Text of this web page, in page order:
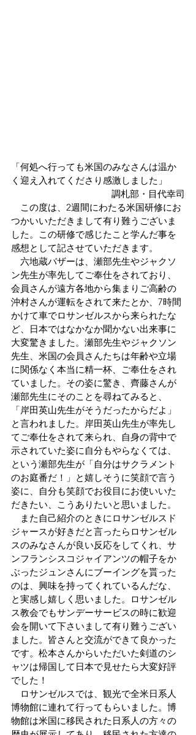
「何処へ行っても米国のみなさんは温か
く迎え入れてくださり感激しました」
調札部・目代幸司
この度は、2週間にわたる米国研修にお
つかいいただきまして有り難うございま
した。この研修で感じたこと学んだ事を
感想として記させていただきます。
六地蔵バザーは、瀬部先生やジャクソ
ン先生が率先してご奉仕をされており、
会員さんが遠方各地から集まりご高齢の
沖村さんが運転をされて来たとか、7時間
かけて車でロサンゼルスから来られたな
ど、日本ではなかなか聞かない出来事に
大変驚きました。瀬部先生やジャクソン
先生、米国の会員さんたちは年齢や立場
に関係なく本当に精一杯、ご奉仕をされ
ていました。その姿に驚き、齊藤さんが
瀬部先生にそのことを尋ねてみると、
「岸田英山先生がそうだったからだよ」
と言われました。岸田英山先生が率先し
てご奉仕をされて来られ、自身の背中で
示されていた姿に自分もやらなくては、
という瀬部先生が「自分はサクラメント
のお庭番だ！」と嬉しそうに笑顔で言う
姿に、自分も笑顔でお役目にお使いいた
だきたい、こうありたいと思いました。
また自己紹介のときにロサンゼルスド
ジャースが好きだと言ったらロサンゼル
スのみなさんが良い反応をしてくれ、サ
ンフランシスコジャイアンツの帽子をか
ぶったジュンさんにブーイングを貰った
のは、興味を持ってくれているんだな、
と実感し嬉しく思いました。ロサンゼル
ス教会でもサンデーサービスの時に歓迎
会を開いて下さいまして有り難うござい
ました。皆さんと交流ができて良かった
です。松本さんからいただいた剣道のシ
ャツは帰国して日本で見せたら大変好評
でした！
ロサンゼルスでは、観光で全米日系人
博物館に連れて行ってもらいました。博
物館は米国に移民された日系人の方々の